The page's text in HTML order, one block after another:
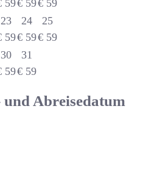
59€ 59€ 59
23
59
24
€ 59
25
€ 59
30
59
31
€ 59
Abreisedatum